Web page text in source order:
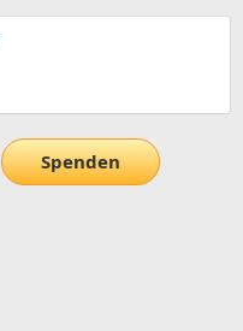
Spenden